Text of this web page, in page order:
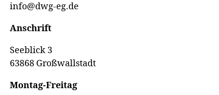
info@dwg-eg.de
Anschrift
Seeblick 3
63868 Großwallstadt
Montag-Freitag